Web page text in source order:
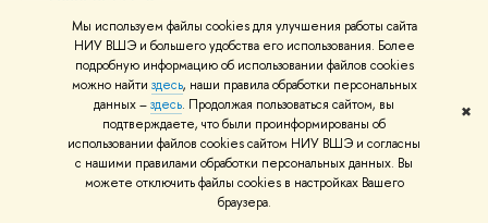
Мы используем файлы cookies для улучшения работы сайта
НИУ ВШЭ и большего удобства его использования. Более
подробную информацию об использовании файлов cookies
можно найти здесь, наши правила обработки персональных
данных –здесь. Продолжая пользоваться сайтом, вы
подтверждаете, что были проинформированы об
использовании файлов cookies сайтом НИУ ВШЭ и согласны
с нашими правилами обработки персональных данных. Вы
можете отключить файлы cookies в настройках Вашего
браузера.
✖
quant-ph. arxiv.org. Cornell University, 2026.
No. 2607.18050.
Все публикации
КОНТАКТЫ